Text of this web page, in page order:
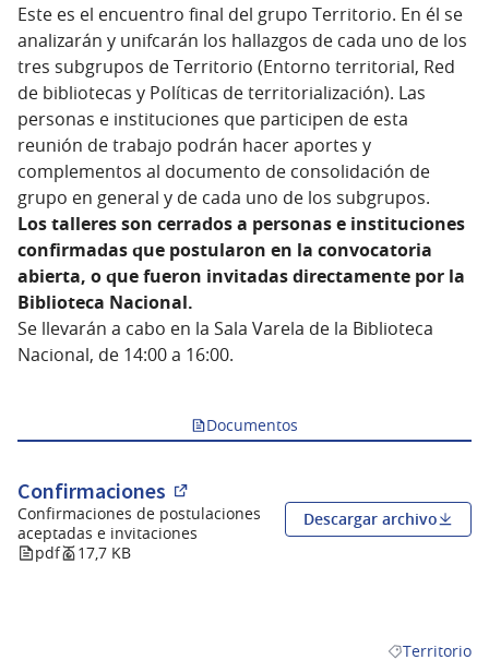
Este es el encuentro final del grupo Territorio. En él se
analizarán y unifcarán los hallazgos de cada uno de los
tres subgrupos de Territorio (Entorno territorial, Red
de bibliotecas y Políticas de territorialización). Las
personas e instituciones que participen de esta
reunión de trabajo podrán hacer aportes y
complementos al documento de consolidación de
grupo en general y de cada uno de los subgrupos.
Los talleres son cerrados a personas e instituciones
confirmadas que postularon en la convocatoria
abierta, o que fueron invitadas directamente por la
Biblioteca Nacional.
Se llevarán a cabo en la Sala Varela de la Biblioteca
Nacional, de 14:00 a 16:00.
Documentos
Confirmaciones
(Abrir en una pestaña nueva)
Confirmaciones de postulaciones
aceptadas e invitaciones
pdf
17,7 KB
Descargar archivo
Resultados
Territorio